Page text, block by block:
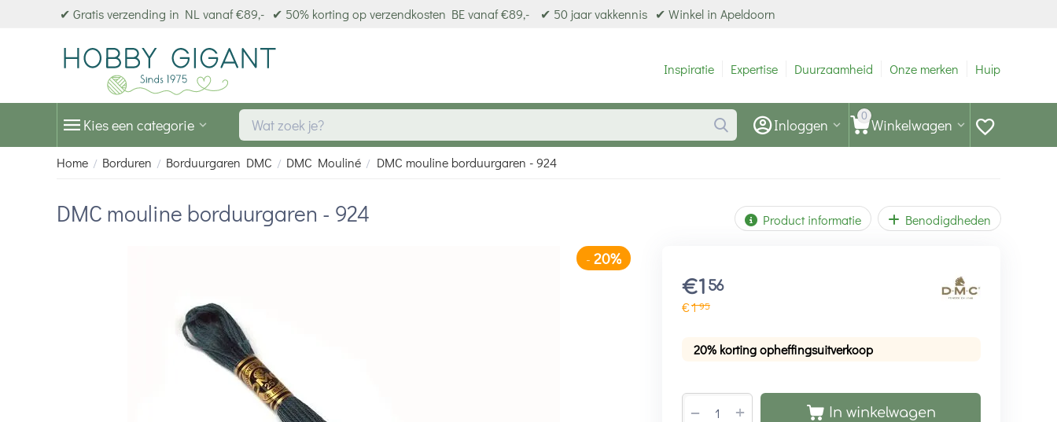
✔ Gratis verzending in NL vanaf €89,- ✔ 50% korting op verzendkosten BE vanaf €89,- ✔ 50 jaar vakkennis ✔ Winkel in Apeldoorn
Inspiratie Expertise Duurzaamheid Onze merken Hulp
Kies een categorie 0 Winkelwagen
Inloggen
Home / Borduren / Borduurgaren DMC / DMC Mouliné / DMC mouline borduurgaren - 924
DMC mouline borduurgaren - 924 Product informatie Benodigdheden
€1 56
€195
20% korting opheffingsuitverkoop
+
− In winkelwagen